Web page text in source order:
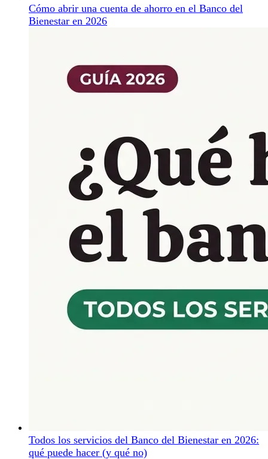
Cómo abrir una cuenta de ahorro en el Banco del
Bienestar en 2026
Todos los servicios del Banco del Bienestar en 2026:
qué puede hacer (y qué no)